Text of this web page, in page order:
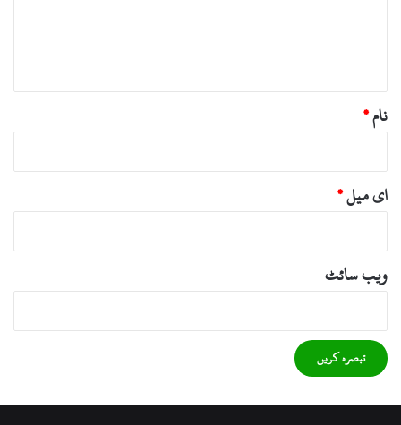
نام*
ای میل*
ویب‌ سائٹ